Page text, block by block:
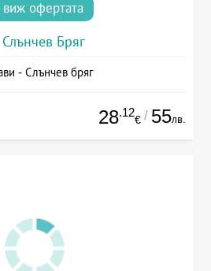
виж офертата
Слънчев Бряг
- Слънчев бряг
28.12
€ / 55лв.